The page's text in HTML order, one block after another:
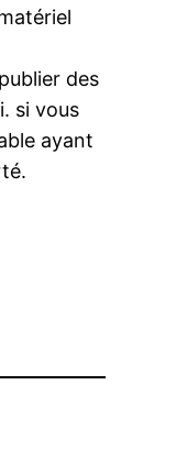
des
si vous
ayant